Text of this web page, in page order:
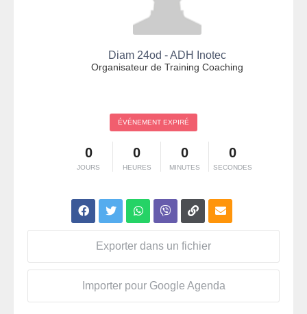
Diam 24od - ADH Inotec
Organisateur de Training Coaching
ÉVÉNEMENT EXPIRÉ
0
JOURS
0
HEURES
0
MINUTES
0
SECONDES
Exporter dans un fichier
Importer pour Google Agenda